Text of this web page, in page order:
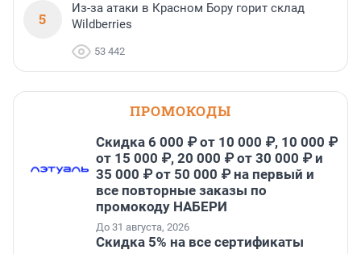
5
Из-за атаки в Красном Бору горит склад
Wildberries
53 442
ПРОМОКОДЫ
Скидка 6 000 ₽ от 10 000 ₽, 10 000 ₽
от 15 000 ₽, 20 000 ₽ от 30 000 ₽ и
35 000 ₽ от 50 000 ₽ на первый и
все повторные заказы по
промокоду НАБЕРИ
До 31 августа, 2026
Скидка 5% на все сертификаты